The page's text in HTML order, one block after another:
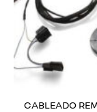
CABLEADO